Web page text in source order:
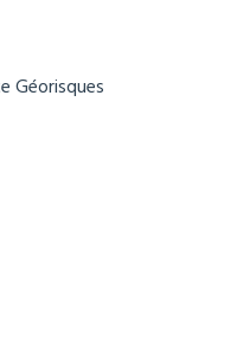
Géorisques